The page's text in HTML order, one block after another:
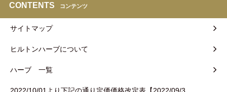
CONTENTS コンテンツ
サイトマップ
ヒルトンハーブについて
ハーブ 一覧
2022/10/01より下記の通り定価価格改定表【2022/09/3